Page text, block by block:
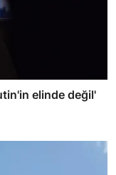
elinde değil'